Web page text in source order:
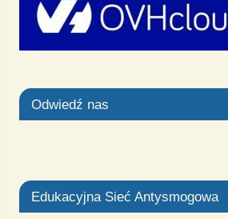
Odwiedź nas
Edukacyjna Sieć Antysmogowa